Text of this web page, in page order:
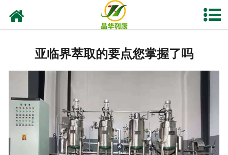
工程业绩
技术资料
亚临界萃取的要点您掌握了吗